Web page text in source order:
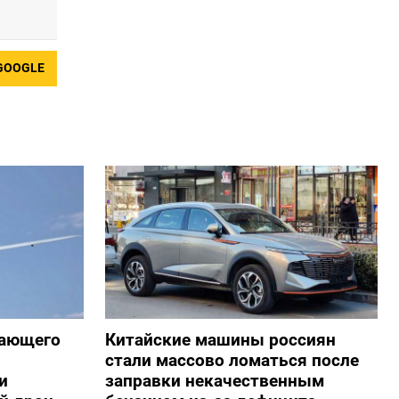
Китайские машины россиян
стали массово ломаться после
заправки некачественным